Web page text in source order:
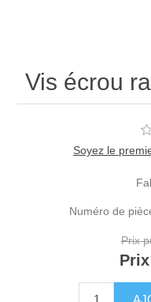
Vis écrou
Soyez le
Numéro de
Prix